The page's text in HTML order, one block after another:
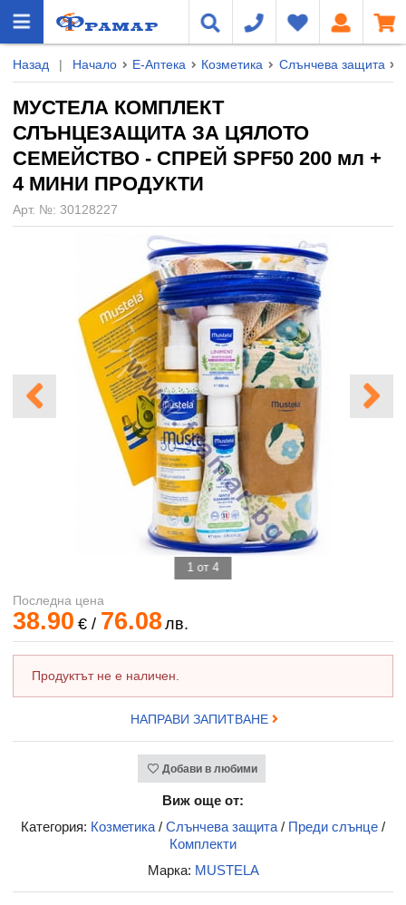
Назад | Начало Е-Аптека Козметика Слънчева защита
МУСТЕЛА КОМПЛЕКТ
СЛЪНЦЕЗАЩИТА ЗА ЦЯЛОТО
СЕМЕЙСТВО - СПРЕЙ SPF50 200 мл +
4 МИНИ ПРОДУКТИ
Арт. №: 30128227
1 от 4
Последна цена
38.90 €/ 76.08лв.
Продуктът не е наличен.
НАПРАВИ ЗАПИТВАНЕ
Добави в любими
Виж още от:
Категория: Козметика / Слънчева защита / Преди слънце /
Комплекти
Марка: MUSTELA